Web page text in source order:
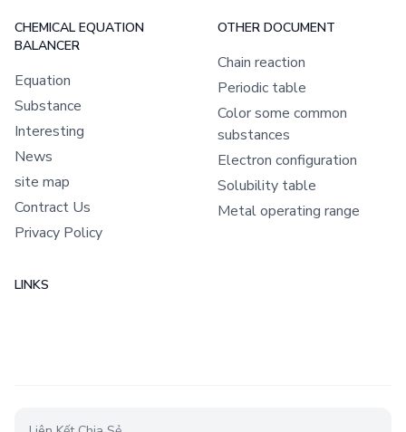
CHEMICAL EQUATION
BALANCER
Equation
Substance
Interesting
News
site map
Contract Us
Privacy Policy
OTHER DOCUMENT
Chain reaction
Periodic table
Color some common
substances
Electron configuration
Solubility table
Metal operating range
LINKS